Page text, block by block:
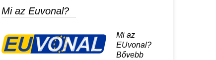
Mi az Euvonal?
Mi az
EUvonal?
Bővebb